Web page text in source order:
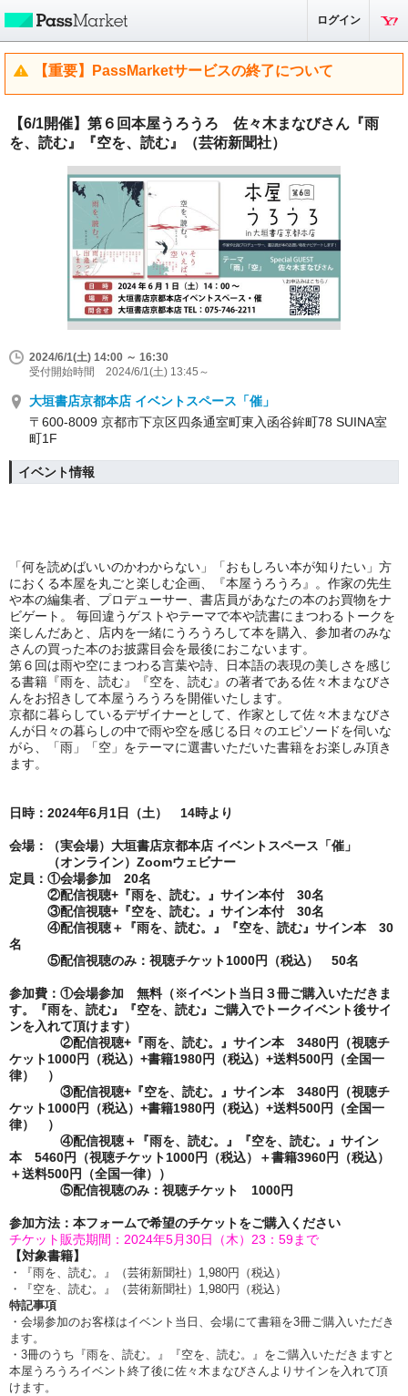
ログイン
【重要】PassMarketサービスの終了について
【6/1開催】第６回本屋うろうろ 佐々木まなびさん『雨
を、読む』『空を、読む』（芸術新聞社）
2024/6/1(土) 14:00 ～ 16:30
受付開始時間 2024/6/1(土) 13:45～
大垣書店京都本店 イベントスペース「催」
〒600-8009 京都市下京区四条通室町東入函谷鉾町78 SUINA室
町1F
イベント情報
「何を読めばいいのかわからない」「おもしろい本が知りたい」方
におくる本屋を丸ごと楽しむ企画、『本屋うろうろ』。作家の先生
や本の編集者、プロデューサー、書店員があなたの本のお買物をナ
ビゲート。 毎回違うゲストやテーマで本や読書にまつわるトークを
楽しんだあと、店内を一緒にうろうろして本を購入、参加者のみな
さんの買った本のお披露目会を最後におこないます。
第６回は雨や空にまつわる言葉や詩、日本語の表現の美しさを感じ
る書籍『雨を、読む』『空を、読む』の著者である佐々木まなびさ
んをお招きして本屋うろうろを開催いたします。
京都に暮らしているデザイナーとして、作家として佐々木まなびさ
んが日々の暮らしの中で雨や空を感じる日々のエピソードを伺いな
がら、「雨」「空」をテーマに選書いただいた書籍をお楽しみ頂き
ます。
日時： 2024年6月1日（土） 14時より
会場： （実会場） 大垣書店京都本店 イベントスペース「催」
（オンライン）Zoomウェビナー
定員： ①会場参加 20名
②配信視聴+『雨を、読む。』サイン本付 30名
③配信視聴+『空を、読む。』サイン本付 30名
④配信視聴＋『雨を、読む。』『空を、読む』サイン本 30
名
⑤配信視聴のみ：視聴チケット1000円（税込） 50名
参加費： ①会場参加 無料（※イベント当日３冊ご購入いただきま
す。『雨を、読む』『空を、読む』ご購入でトークイベント後サイ
ンを入れて頂けます）
②配信視聴+『雨を、読む。』サイン本 3480円
（視聴チ
ケット1000円（税込）+書籍1980円（税込）+送料500円（全国一
律） ）
③配信視聴+『空を、読む。』サイン本 3480円（視聴チ
ケット1000円（税込）+書籍1980円（税込）+送料500円（全国一
律） ）
④配信視聴＋『雨を、読む。』『空を、読む。』サイン
本 5460円
（視聴チケット1000円（税込）＋書籍3960円（税込）
＋送料500円（全国一律））
⑤配信視聴のみ：視聴チケット 1000円
参加方法：本フォームで希望のチケットをご購入ください
チケット販売期間：2024年5月30日（木）23：59まで
【対象書籍】
・『雨を、読む。』（芸術新聞社）1,980円（税込）
・『空を、読む。』（芸術新聞社）1,980円（税込）
特記事項
・会場参加のお客様はイベント当日、会場にて書籍を3冊ご購入いただき
ます。
・3冊のうち『雨を、読む。』『空を、読む。』をご購入いただきますと
本屋うろうろイベント終了後に佐々木まなびさんよりサインを入れて頂
けます。